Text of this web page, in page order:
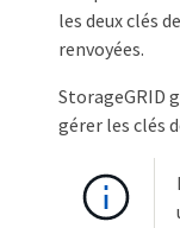
les deux clés
renvoyées.
StorageGRID
gérer les clés